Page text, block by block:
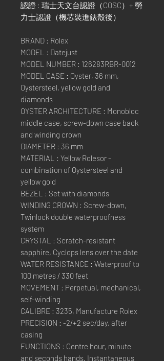
認證 : 瑞士天文台認證（COSC）+ 勞
力士認證（機芯裝進錶殼後）
BRAND : Rolex
MODEL : Datejust
MODEL NUMBER : 126283RBR-0012
MODEL CASE : Oyster, 36 mm,
Oystersteel, yellow gold and
diamonds
OYSTER ARCHITECTURE : Monobloc
middle case, screw-down case back
and winding crown
DIAMETER : 36 mm
MATERIAL : Yellow Rolesor -
combination of Oystersteel and
yellow gold
BEZEL : Set with diamonds
WINDING CROWN : Screw-down,
Twinlock double waterproofness
system
CRYSTAL : Scratch-resistant
sapphire, Cyclops lens over the date
WATER RESISTANCE : Waterproof to
100 metres / 330 feet
MOVEMENT : Perpetual, mechanical,
self-winding
CALIBRE : 3235, Manufacture Rolex
PRECISION : -2/+2 sec/day, after
casing
FUNCTIONS : Centre hour, minute
and seconds hands. Instantaneous